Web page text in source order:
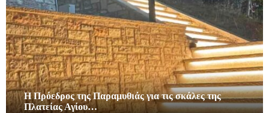
Η Πρόεδρος της Παραμυθιάς για τις σκάλες της
Πλατείας Αγίου…